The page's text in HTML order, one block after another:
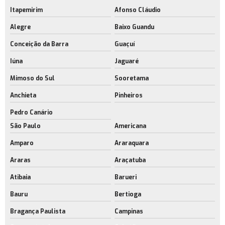
Construção de galpão logístico
Construção de galpão logístico no rj
Construção de galpão modular no rio de janeiro
Construção de galpão no rj
Construção de galpão sob medida
Construção de galpão sob medida no rio de janeiro
Construção de galpões modulares
Construção de galpões modulares no rj
Empresa de construção de galpões modulares
Construção de galpões personalizados
Construtora de galpões logísticos
Itapemirim Afonso Cláudio
Alegre Baixo Guandu
Conceição da Barra Guaçuí
Iúna Jaguaré
Mimoso do Sul Sooretama
Anchieta Pinheiros
Pedro Canário
São Paulo
Americana
Amparo Araraquara
Araras Araçatuba
Atibaia Barueri
Bauru Bertioga
Bragança Paulista Campinas